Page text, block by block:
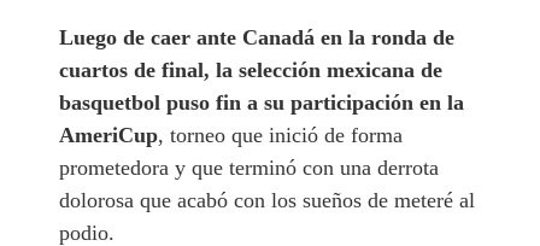
Luego de caer ante Canadá en la ronda de
cuartos de final, la selección mexicana de
basquetbol puso fin a su participación en la
AmeriCup, torneo que inició de forma
prometedora y que terminó con una derrota
dolorosa que acabó con los sueños de meteré al
podio.